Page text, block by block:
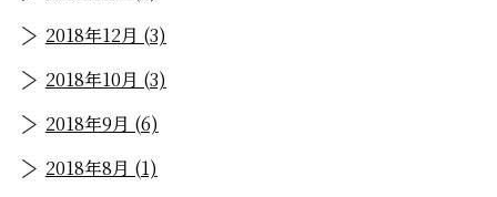
2018年12月 (3)
2018年10月 (3)
2018年9月 (6)
2018年8月 (1)